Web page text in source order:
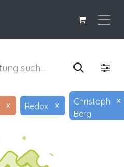
× Redox ×
Christoph
Berg
×